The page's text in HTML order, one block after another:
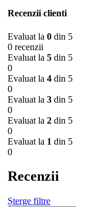
Recenzii clienti
Evaluat la 0 din 5
0 recenzii
Evaluat la 5 din 5
0
Evaluat la 4 din 5
0
Evaluat la 3 din 5
0
Evaluat la 2 din 5
0
Evaluat la 1 din 5
0
Recenzii
Șterge filtre